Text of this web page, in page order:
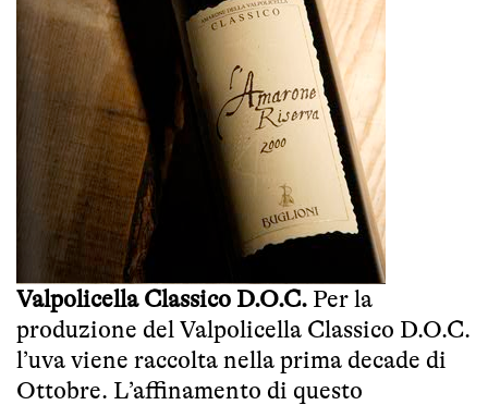
Valpolicella Classico D.O.C. Per la
produzione del Valpolicella Classico D.O.C.
l’uva viene raccolta nella prima decade di
Ottobre. L’affinamento di questo